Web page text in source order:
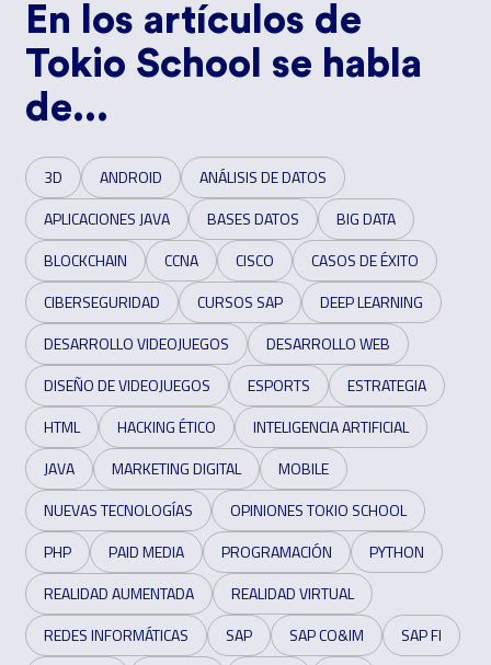
En los artículos de
Tokio School se habla
de...
3D ANDROID
ANÁLISIS DE DATOS
APLICACIONES JAVA
BASES DATOS
BIG DATA
BLOCKCHAIN
CCNA CISCO
CASOS DE ÉXITO
CIBERSEGURIDAD
CURSOS SAP
DEEP LEARNING
DESARROLLO VIDEOJUEGOS
DESARROLLO WEB
DISEÑO DE VIDEOJUEGOS
ESPORTS
ESTRATEGIA
HTML
HACKING ÉTICO
INTELIGENCIA ARTIFICIAL
JAVA
MARKETING DIGITAL
MOBILE
NUEVAS TECNOLOGÍAS
OPINIONES TOKIO SCHOOL
PHP
PAID MEDIA PROGRAMACIÓN
PYTHON
REALIDAD AUMENTADA
REALIDAD VIRTUAL
REDES INFORMÁTICAS
SAP SAP CO&IM
SAP FI